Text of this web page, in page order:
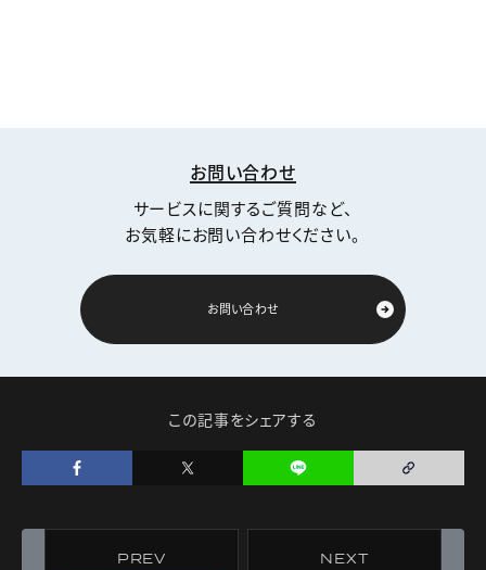
お問い合わせ
サービスに関するご質問など、
お気軽にお問い合わせください。
お問い合わせ
この記事をシェアする
PREV NEXT